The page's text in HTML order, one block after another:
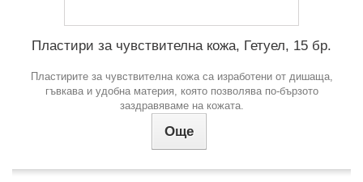
Пластири за чувствителна кожа, Гетуел, 15 бр.
Пластирите за чувствителна кожа са изработени от дишаща,
гъвкава и удобна материя, която позволява по-бързото
заздравяваме на кожата.
Още